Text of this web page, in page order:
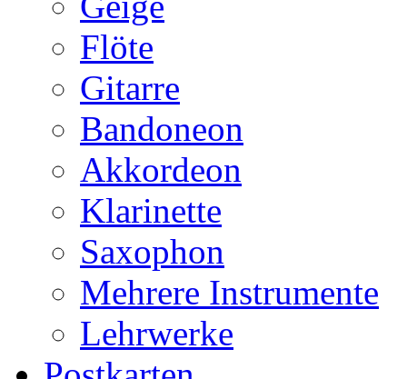
Flöte
Gitarre
Bandoneon
Akkordeon
Klarinette
Saxophon
Mehrere Instrumente
Lehrwerke